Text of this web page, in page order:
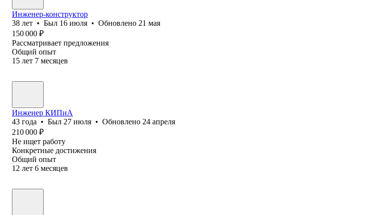
Инженер-конструктор
38 лет • Был 16 июля • Обновлено 21 мая
150 000 ₽
Рассматривает предложения
Общий опыт
15 лет 7 месяцев
Инженер КИПиА
43 года • Был 27 июля • Обновлено 24 апреля
210 000 ₽
Не ищет работу
Конкретные достижения
Общий опыт
12 лет 6 месяцев